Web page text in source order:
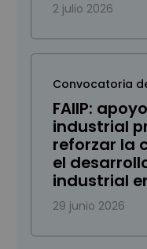
2 julio 2026
Convocatoria
FAIIP:
industrial
reforzar la
el
industrial
29 junio 2026